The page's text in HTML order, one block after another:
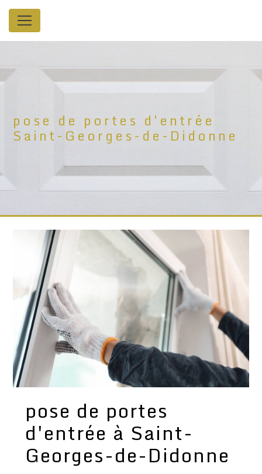
Panneau de gestion des cookies
pose de portes d'entrée
Saint-Georges-de-Didonne
pose de portes
d'entrée à Saint-
Georges-de-Didonne